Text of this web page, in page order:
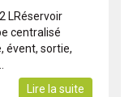
LRéservoir
centralisé
évent, sortie,
Lire la suite